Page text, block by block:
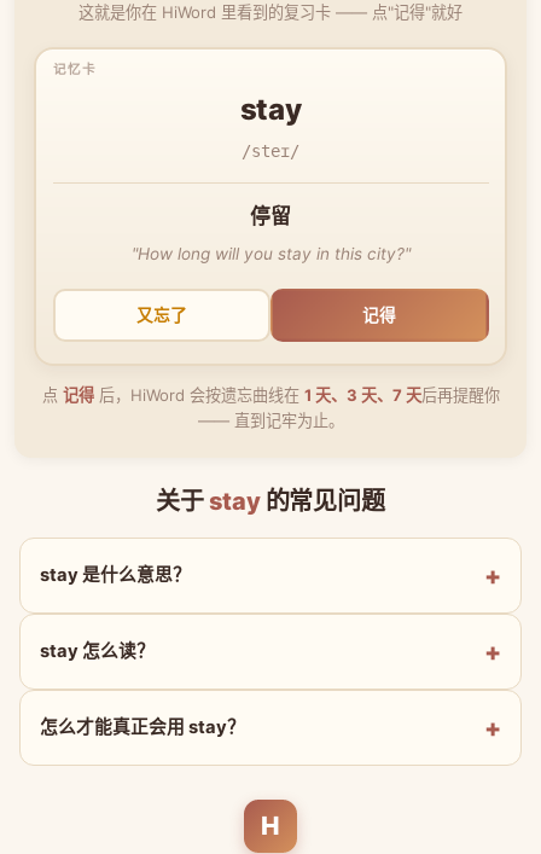
这就是你在 HiWord 里看到的复习卡 —— 点"记得"就好
stay
/steɪ/
停留
"How long will you stay in this city?"
又忘了 记得
点 记得后，HiWord 会按遗忘曲线在 1 天、3 天、7 天后再提醒你
—— 直到记牢为止。
关于 stay的常见问题
stay 是什么意思？
stay 怎么读？
怎么才能真正会用 stay？
H